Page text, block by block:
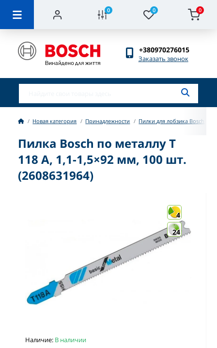
0 0 0
+380970276015
Заказать звонок
Новая категория Принадлежности Пилки для лобзика Bosch
Пилка Bosch по металлу T
118 A, 1,1-1,5×92 мм, 100 шт.
(2608631964)
Наличие: В наличии
4
24